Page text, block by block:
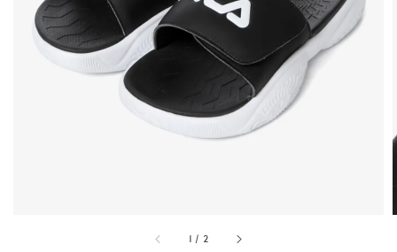
1 / 2